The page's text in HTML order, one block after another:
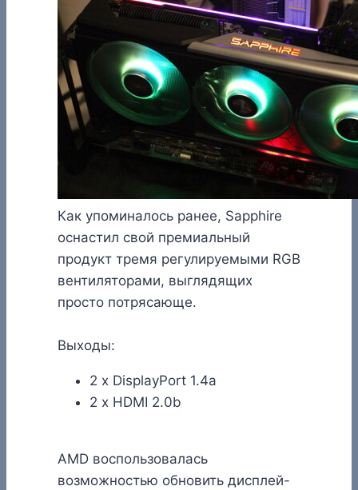
Как упоминалось ранее, Sapphire
оснастил свой премиальный
продукт тремя регулируемыми RGB
вентиляторами, выглядящих
просто потрясающе.
Выходы:
2 x DisplayPort 1.4a
2 x HDMI 2.0b
AMD воспользовалась
возможностью обновить дисплей-